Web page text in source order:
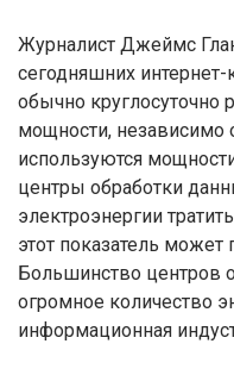
Журналист Джеймс
сегодняшних
обычно круглосуточно
мощности, независимо
используются
центры обработки
электроэнергии
этот показатель
Большинство центров
огромное количество
информационная